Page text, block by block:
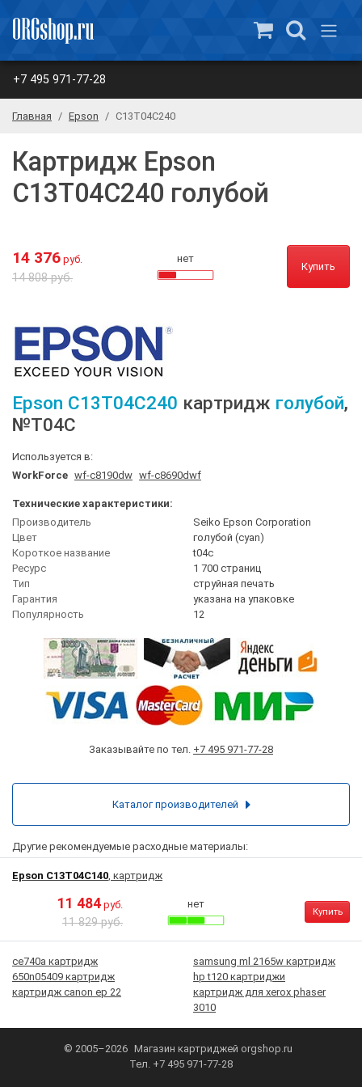
+7 495 971-77-28
Главная Epson C13T04C240
Картридж Epson
C13T04C240 голубой
14 376 руб.
14 808 руб.
нет
Купить
Epson C13T04C240 картридж голубой,
№T04С
Используется в:
WorkForce wf-c8190dw wf-c8690dwf
Технические характеристики:
Производитель
Seiko Epson Corporation
Цвет
голубой (cyan)
Короткое название
t04с
Ресурс
1 700 страниц
Тип
струйная печать
Гарантия
указана на упаковке
Популярность
12
Заказывайте по тел. +7 495 971-77-28
Другие рекомендуемые расходные материалы:
Epson C13T04C140, картридж
11 484 руб.
11 829 руб.
нет
Купить
ce740a картридж
samsung ml 2165w картридж
650n05409 картридж
hp t120 картриджи
картридж canon ep 22
картридж для xerox phaser
3010
© 2005–2026 Магазин картриджей orgshop.ru
Тел. +7 495 971-77-28